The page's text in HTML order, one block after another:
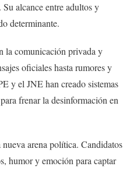
alcance entre adultos y
determinante.
la comunicación privada y
oficiales hasta rumores y
y el JNE han creado sistemas
frenar la desinformación en
arena política. Candidatos
humor y emoción para captar